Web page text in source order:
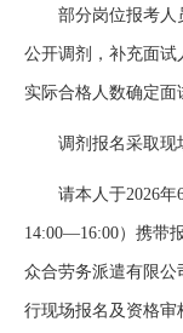
部分岗位报考人员
公开调剂，补充面
实际合格人数确定面
调剂报名采取现场
请本人于2026年6
14:00—16:00）携带
众合劳务派遣有限公
行现场报名及资格审